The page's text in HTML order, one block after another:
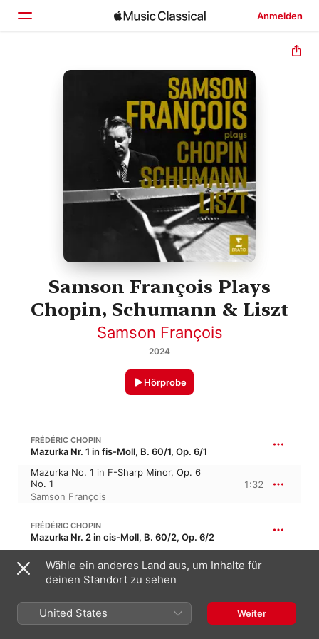
Anmelden
Startseite
Samson François Plays
Chopin, Schumann & Liszt
Samson François
2024
Hörprobe
FRÉDÉRIC CHOPIN
Mazurka Nr. 1 in fis-Moll, B. 60/1, Op. 6/1
Mazurka No. 1 in F-Sharp Minor, Op. 6
No. 1
Samson François
1:32
FRÉDÉRIC CHOPIN
Mazurka Nr. 2 in cis-Moll, B. 60/2, Op. 6/2
No. 2
Samson François
1:36
FRÉDÉRIC CHOPIN
Mazurka Nr. 18 in c-Moll, B. 105/1, Op. 30/1
Wähle ein anderes Land aus, um Inhalte für
deinen Standort zu sehen
United States Weiter